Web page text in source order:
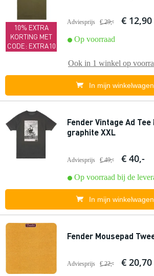
10% EXTRA
KORTING MET
CODE: EXTRA10
Adviesprijs € 29,- € 12,90
Op voorraad
Ook in 1 winkel op
In mijn winkelwagen
Fender Vintage Ad
graphite XXL
Adviesprijs € 49,- € 40,-
Op voorraad bij de
In mijn winkelwagen
Fender Mousepad
Adviesprijs € 22,- € 20,70